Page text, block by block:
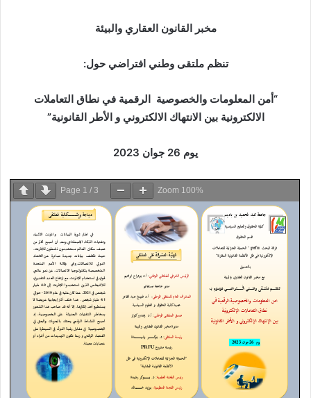
مخبر القانون العقاري والبيئة
تنظم ملتقى وطني افتراضي حول:
“أمن المعلومات والخصوصية الرقمية في نطاق التعاملات
الالكترونية بين الانتهاك الالكتروني و الأطر القانونية”
يوم 26 جوان 2023
Page 1 / 3 Zoom 100%